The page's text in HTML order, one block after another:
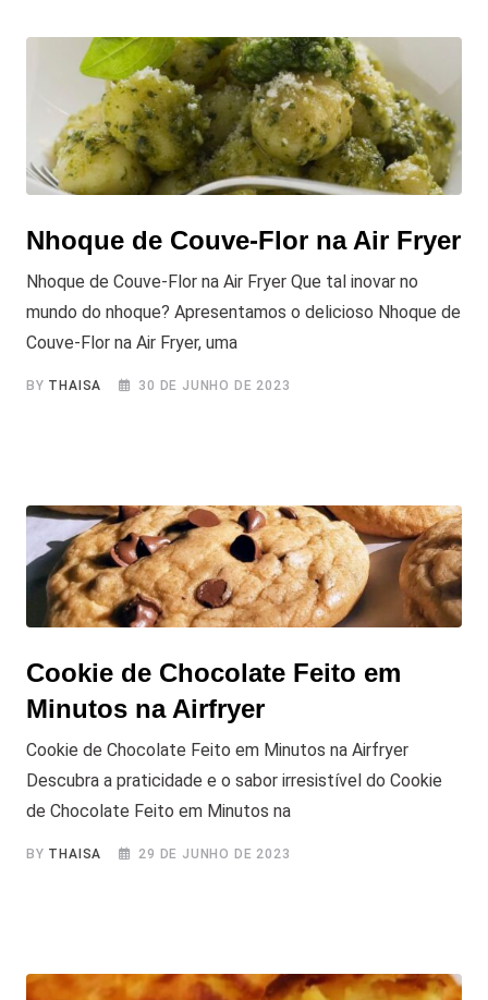
Nhoque de Couve-Flor na Air Fryer
Nhoque de Couve-Flor na Air Fryer Que tal inovar no
mundo do nhoque? Apresentamos o delicioso Nhoque de
Couve-Flor na Air Fryer, uma
BY THAISA 30 DE JUNHO DE 2023
Cookie de Chocolate Feito em
Minutos na Airfryer
Cookie de Chocolate Feito em Minutos na Airfryer
Descubra a praticidade e o sabor irresistível do Cookie
de Chocolate Feito em Minutos na
BY THAISA 29 DE JUNHO DE 2023